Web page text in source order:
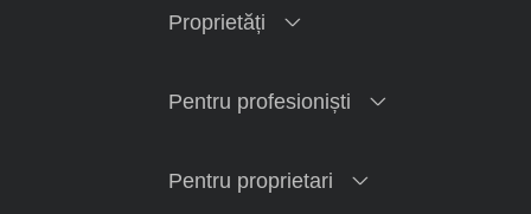
Proprietăți
Pentru profesioniști
Pentru proprietari